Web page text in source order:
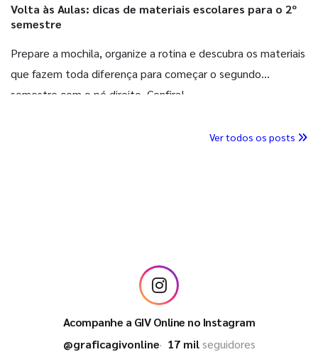
Volta às Aulas: dicas de materiais escolares para o 2º
semestre
Prepare a mochila, organize a rotina e descubra os materiais
que fazem toda diferença para começar o segundo
semestre com o pé direito. Confira!
Ver todos os posts
Acompanhe a GIV Online no Instagram
@graficagivonline
17 milseguidores